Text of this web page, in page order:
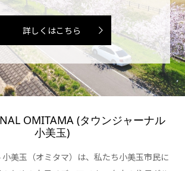
詳しくはこちら
OMITAMA (タウンジャーナル
小美玉)
美玉（オミタマ）は、私たち小美玉市民に